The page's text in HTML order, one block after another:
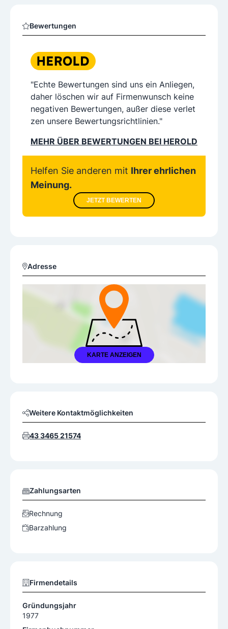
Bewertungen
"Echte Bewertungen sind uns ein Anliegen,
daher löschen wir auf Firmenwunsch keine
negativen Bewertungen, außer diese verlet
zen unsere Bewertungsrichtlinien."
MEHR ÜBER BEWERTUNGEN BEI HEROLD
Helfen Sie anderen mit Ihrer ehrlichen
Meinung.
JETZT BEWERTEN
Adresse
KARTE ANZEIGEN
Weitere Kontaktmöglichkeiten
43 3465 21574
Zahlungsarten
Rechnung
Barzahlung
Firmendetails
Gründungsjahr
1977